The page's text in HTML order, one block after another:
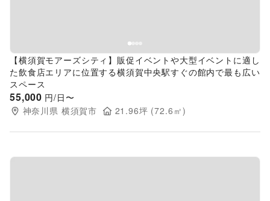
【横須賀モアーズシティ】販促イベントや大型イベントに適し
た飲食店エリアに位置する横須賀中央駅すぐの館内で最も広い
スペース
55,000 円/日〜
神奈川県 横須賀市 21.96坪 (72.6 ㎡)